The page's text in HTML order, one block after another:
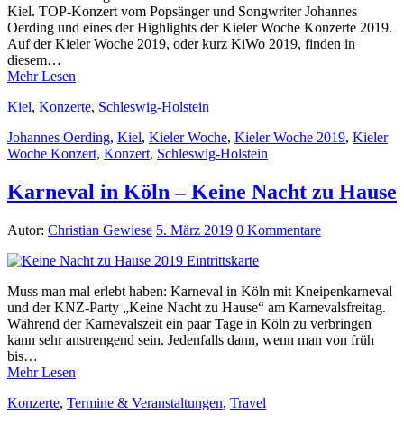
Kiel. TOP-Konzert vom Popsänger und Songwriter Johannes
Oerding und eines der Highlights der Kieler Woche Konzerte 2019.
Auf der Kieler Woche 2019, oder kurz KiWo 2019, finden in
diesem…
Mehr Lesen
Kiel, Konzerte, Schleswig-Holstein
Johannes Oerding, Kiel, Kieler Woche, Kieler Woche 2019, Kieler
Woche Konzert, Konzert, Schleswig-Holstein
Karneval in Köln – Keine Nacht zu Hause
Autor: Christian Gewiese 5. März 2019 0 Kommentare
Muss man mal erlebt haben: Karneval in Köln mit Kneipenkarneval
und der KNZ-Party „Keine Nacht zu Hause“ am Karnevalsfreitag.
Während der Karnevalszeit ein paar Tage in Köln zu verbringen
kann sehr anstrengend sein. Jedenfalls dann, wenn man von früh
bis…
Mehr Lesen
Konzerte, Termine & Veranstaltungen, Travel